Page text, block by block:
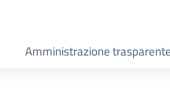
Amministrazione trasparente